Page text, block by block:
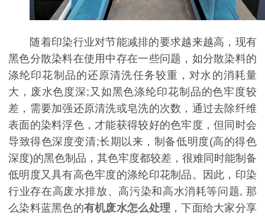
随着印染行业对节能减排的要求越来越高，现有
黑色分散染料在使用中存在一些问题，如分散染料的
涤纶印花制品的还原清洗任务较重，对水的消耗量
大，废水色度深;又如黑色涤纶印花制品的色牢度较
差，需要加强还原清洗或皂洗的次数，通过去除纤维
表面的染料浮色，才能获得较好的色牢度，但同时会
导致得色深度变清;长期以来，制备低明度(高的得色
深度)的黑色制品，其色牢度都较差，很难同时能制备
低明度又具有高色牢度的涤纶印花制品。因此，印染
行业存在高废水排放、高污染和高水消耗等问题, 那
么染料蓝黑色的有机废水怎么处理 ，下面给大家分享